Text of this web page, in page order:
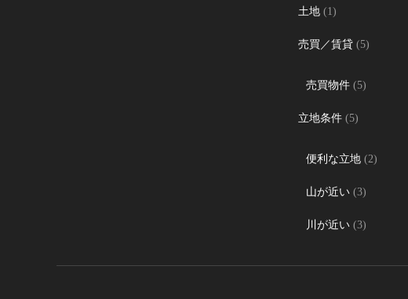
土地(1)
売買／賃貸(5)
売買物件(5)
立地条件(5)
便利な立地(2)
山が近い(3)
川が近い(3)